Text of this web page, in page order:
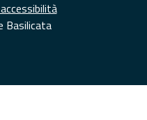
Basilicata